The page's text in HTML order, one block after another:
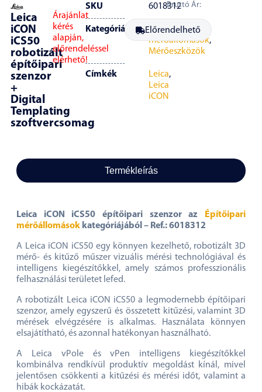
Leica
iCON
iCS50
robotizált
építőipari
szenzor
+
Digital
Templating
szoftvercsomag
Árajánlat
kérés
alapján,
előrendeléssel
elérhető!
SKU 6018312
Kategóriák
Építőipari
mérőállomások,
Mérőeszközök
Címkék Leica,
Leica
iCON
Előrendelhető
Bruttó Ár:
Termékleírás
Leica iCON iCS50 építőipari szenzor az
Építőipari
mérőállomások kategóriájából – Ref.: 6018312
A Leica iCON iCS50 egy könnyen kezelhető, robotizált 3D
mérő- és kitűző műszer vizuális mérési technológiával és
intelligens kiegészítőkkel, amely számos professzionális
felhasználási területet lefed.
A robotizált Leica iCON iCS50 a legmodernebb építőipari
szenzor, amely egyszerű és összetett kitűzési, valamint 3D
mérések elvégzésére is alkalmas. Használata könnyen
elsajátítható, és azonnal hatékonyan használható.
A Leica vPole és vPen intelligens kiegészítőkkel
kombinálva rendkívül produktív megoldást kínál, mivel
jelentősen csökkenti a kitűzési és mérési időt, valamint a
hibák kockázatát.